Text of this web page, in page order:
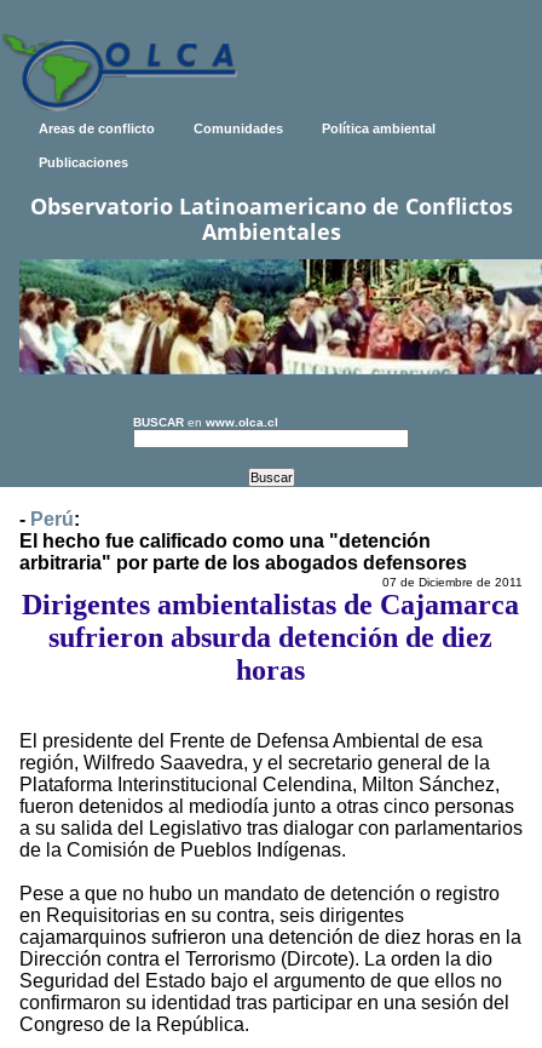
Areas de conflicto Comunidades Política ambiental
Publicaciones
Observatorio Latinoamericano de Conflictos
Ambientales
BUSCAR en www.olca.cl
- Perú:
El hecho fue calificado como una "detención
arbitraria" por parte de los abogados defensores
07 de Diciembre de 2011
Dirigentes ambientalistas de Cajamarca
sufrieron absurda detención de diez
horas
El presidente del Frente de Defensa Ambiental de esa
región, Wilfredo Saavedra, y el secretario general de la
Plataforma Interinstitucional Celendina, Milton Sánchez,
fueron detenidos al mediodía junto a otras cinco personas
a su salida del Legislativo tras dialogar con parlamentarios
de la Comisión de Pueblos Indígenas.
Pese a que no hubo un mandato de detención o registro
en Requisitorias en su contra, seis dirigentes
cajamarquinos sufrieron una detención de diez horas en la
Dirección contra el Terrorismo (Dircote). La orden la dio
Seguridad del Estado bajo el argumento de que ellos no
confirmaron su identidad tras participar en una sesión del
Congreso de la República.